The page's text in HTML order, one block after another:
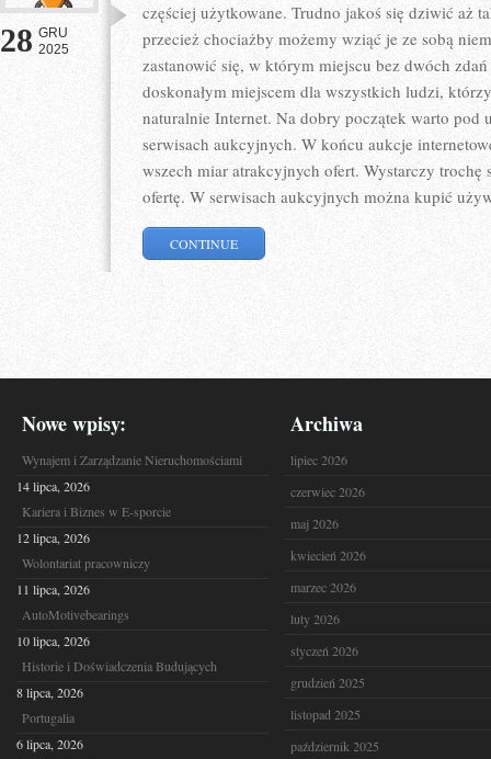
28 GRU
2025
częściej użytkowane. Trudno jakoś się dziwić aż
przecież chociażby możemy wziąć je ze sobą
zastanowić się, w którym miejscu bez dwóch
doskonałym miejscem dla wszystkich ludzi,
naturalnie Internet. Na dobry początek warto
serwisach aukcyjnych. W końcu aukcje
wszech miar atrakcyjnych ofert. Wystarczy trochę
ofertę. W serwisach aukcyjnych można kupić
CONTINUE
Nowe wpisy:
Wynajem i Zarządzanie Nieruchomościami
14 lipca, 2026
Kariera i Biznes w E-sporcie
12 lipca, 2026
Wolontariat pracowniczy
11 lipca, 2026
AutoMotivebearings
10 lipca, 2026
Historie i Doświadczenia Budujących
8 lipca, 2026
Portugalia
6 lipca, 2026
Archiwa
lipiec 2026
czerwiec 2026
maj 2026
kwiecień 2026
marzec 2026
luty 2026
styczeń 2026
grudzień 2025
listopad 2025
październik 2025